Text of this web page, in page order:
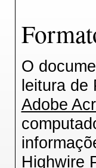
O
leitura de
Adobe
Highwire